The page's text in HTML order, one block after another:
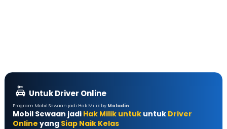
Untuk Driver Online
Program Mobil Sewaan jadi Hak Milik by Moladin
Mobil Sewaan jadi Hak Milik untuk untuk Driver
Online yang Siap Naik Kelas